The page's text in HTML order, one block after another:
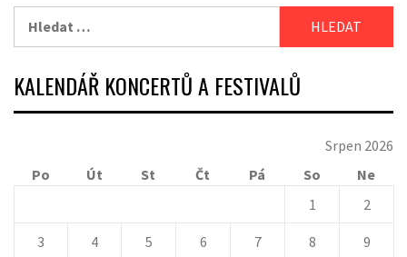
KALENDÁŘ KONCERTŮ A FESTIVALŮ
Srpen 2026
Po
Út St Čt Pá So
Ne
1
2
3 4 5 6 7 8 9